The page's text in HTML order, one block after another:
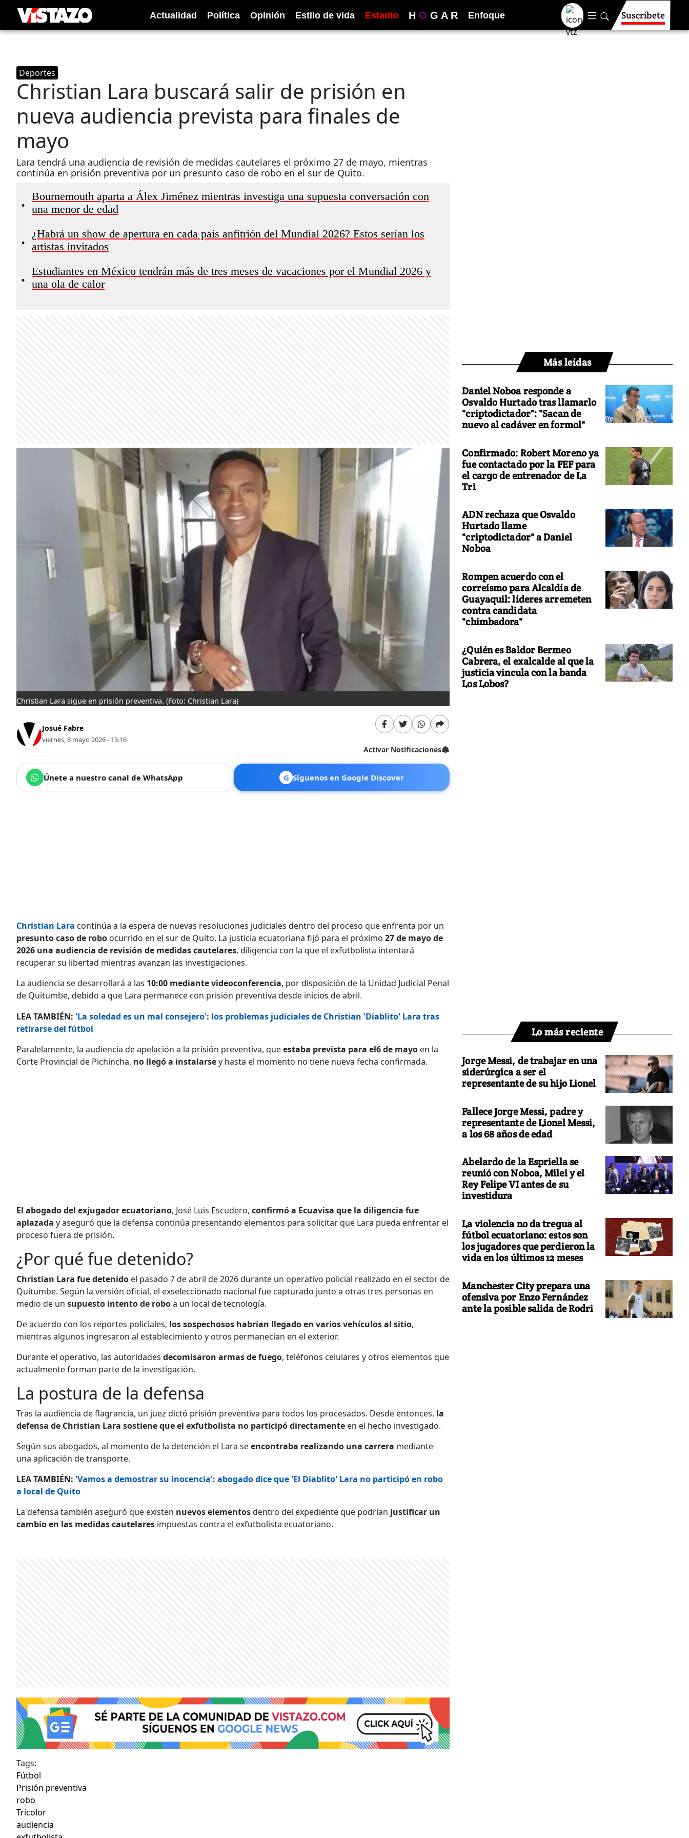
Actualidad Política Opinión Estilo de vida Estadio H O G A R Enfoque Suscríbete
Deportes
Christian Lara buscará salir de prisión en
nueva audiencia prevista para finales de
mayo
Lara tendrá una audiencia de revisión de medidas cautelares el próximo 27 de mayo, mientras
continúa en prisión preventiva por un presunto caso de robo en el sur de Quito.
•
Bournemouth aparta a Álex Jiménez mientras investiga una supuesta conversación con
una menor de edad
•
¿Habrá un show de apertura en cada país anfitrión del Mundial 2026? Estos serían los
artistas invitados
•
Estudiantes en México tendrán más de tres meses de vacaciones por el Mundial 2026 y
una ola de calor
Christian Lara sigue en prisión preventiva. (Foto: Christian Lara)
Josué Fabre
viernes, 8 mayo 2026 - 15:16
Activar Notificaciones
Únete a nuestro canal de WhatsApp G Síguenos en Google Discover
Christian Lara continúa a la espera de nuevas resoluciones judiciales dentro del proceso que enfrenta por un
presunto caso de robo ocurrido en el sur de Quito. La justicia ecuatoriana fijó para el próximo 27 de mayo de
2026 una audiencia de revisión de medidas cautelares, diligencia con la que el exfutbolista intentará
recuperar su libertad mientras avanzan las investigaciones.
La audiencia se desarrollará a las 10:00 mediante videoconferencia, por disposición de la Unidad Judicial Penal
de Quitumbe, debido a que Lara permanece con prisión preventiva desde inicios de abril.
LEA TAMBIÉN: 'La soledad es un mal consejero': los problemas judiciales de Christian 'Diablito' Lara tras
retirarse del fútbol
Paralelamente, la audiencia de apelación a la prisión preventiva, queestaba prevista para el6 de mayo en la
Corte Provincial de Pichincha, no llegó a instalarsey hasta el momento no tiene nueva fecha confirmada.
El abogado del exjugador ecuatoriano, José Luis Escudero, confirmó a Ecuavisa que la diligencia fue
aplazada y aseguró que la defensa continúa presentando elementos para solicitar que Lara pueda enfrentar el
proceso fuera de prisión.
¿Por qué fue detenido?
Christian Lara fue detenido el pasado 7 de abril de 2026 durante un operativo policial realizado en el sector de
Quitumbe. Según la versión oficial, el exseleccionado nacional fue capturado junto a otras tres personas en
medio de un supuesto intento de roboa un local de tecnología.
De acuerdo con los reportes policiales, los sospechosos habrían llegado en varios vehículos al sitio,
mientras algunos ingresaron al establecimiento y otros permanecían en el exterior.
Durante el operativo, las autoridades decomisaron armas de fuego, teléfonos celulares y otros elementos que
actualmente forman parte de la investigación.
La postura de la defensa
Tras la audiencia de flagrancia, un juez dictó prisión preventiva para todos los procesados. Desde entonces, la
defensa de Christian Lara sostiene que el exfutbolista no participó directamente en el hecho investigado.
Según sus abogados, al momento de la detención el Lara seencontraba realizando una carrera mediante
una aplicación de transporte.
LEA TAMBIÉN: 'Vamos a demostrar su inocencia': abogado dice que 'El Diablito' Lara no participó en robo
a local de Quito
La defensa también aseguró que existen nuevos elementosdentro del expediente que podrían justificar un
cambio en las medidas cautelares impuestas contra el exfutbolista ecuatoriano.
Tags:
Fútbol
Prisión preventiva
robo
Tricolor
audiencia
Más leídas
Daniel Noboa responde a
Osvaldo Hurtado tras llamarlo
"criptodictador": "Sacan de
nuevo al cadáver en formol"
Confirmado: Robert Moreno ya
fue contactado por la FEF para
el cargo de entrenador de La
Tri
ADN rechaza que Osvaldo
Hurtado llame
"criptodictador" a Daniel
Noboa
Rompen acuerdo con el
correísmo para Alcaldía de
Guayaquil: líderes arremeten
contra candidata
"chimbadora"
¿Quién es Baldor Bermeo
Cabrera, el exalcalde al que la
justicia vincula con la banda
Los Lobos?
Lo más reciente
Jorge Messi, de trabajar en una
siderúrgica a ser el
representante de su hijo Lionel
Fallece Jorge Messi, padre y
representante de Lionel Messi,
a los 68 años de edad
Abelardo de la Espriella se
reunió con Noboa, Milei y el
Rey Felipe VI antes de su
investidura
La violencia no da tregua al
fútbol ecuatoriano: estos son
los jugadores que perdieron la
vida en los últimos 12 meses
Manchester City prepara una
ofensiva por Enzo Fernández
ante la posible salida de Rodri